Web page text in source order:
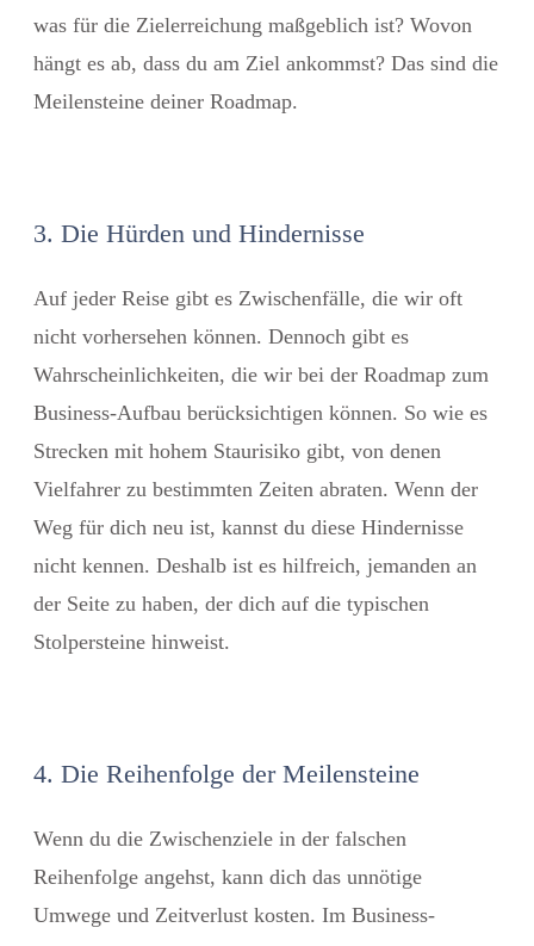
was für die Zielerreichung maßgeblich ist? Wovon
hängt es ab, dass du am Ziel ankommst? Das sind die
Meilensteine deiner Roadmap.
3. Die Hürden und Hindernisse
Auf jeder Reise gibt es Zwischenfälle, die wir oft
nicht vorhersehen können. Dennoch gibt es
Wahrscheinlichkeiten, die wir bei der Roadmap zum
Business-Aufbau berücksichtigen können. So wie es
Strecken mit hohem Staurisiko gibt, von denen
Vielfahrer zu bestimmten Zeiten abraten. Wenn der
Weg für dich neu ist, kannst du diese Hindernisse
nicht kennen. Deshalb ist es hilfreich, jemanden an
der Seite zu haben, der dich auf die typischen
Stolpersteine hinweist.
4. Die Reihenfolge der Meilensteine
Wenn du die Zwischenziele in der falschen
Reihenfolge angehst, kann dich das unnötige
Umwege und Zeitverlust kosten. Im Business-